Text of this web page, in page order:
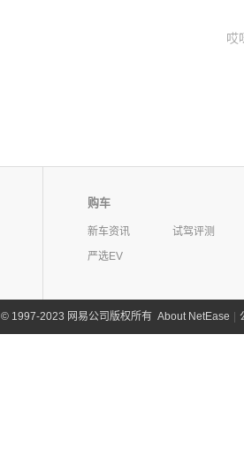
哎
购车
新车资讯
试驾评测
严选EV
©1997-2023 网易公司版权所有 About NetEase